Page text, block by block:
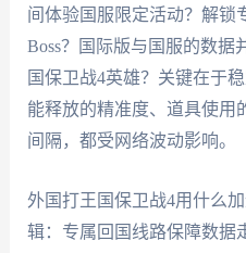
间体验国服限定活动？解锁
Boss？国际版与国服的数据
国保卫战4英雄？关键在于
能释放的精准度、道具使用
间隔，都受网络波动影响。
外国打王国保卫战4用什么
辑：专属回国线路保障数据